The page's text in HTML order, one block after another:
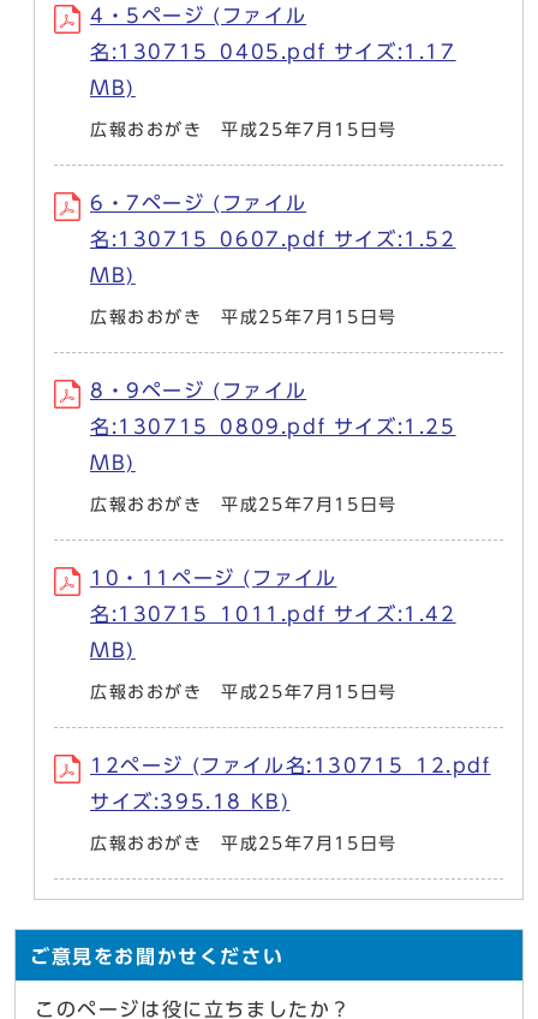
4・5ページ (ファイル
名:130715_0405.pdf サイズ:1.17
MB)
広報おおがき 平成25年7月15日号
6・7ページ (ファイル
名:130715_0607.pdf サイズ:1.52
MB)
広報おおがき 平成25年7月15日号
8・9ページ (ファイル
名:130715_0809.pdf サイズ:1.25
MB)
広報おおがき 平成25年7月15日号
10・11ページ (ファイル
名:130715_1011.pdf サイズ:1.42
MB)
広報おおがき 平成25年7月15日号
12ページ (ファイル名:130715_12.pdf
サイズ:395.18 KB)
広報おおがき 平成25年7月15日号
ご意見をお聞かせください
このページは役に立ちましたか？